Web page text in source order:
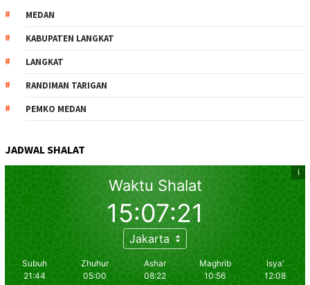
MEDAN
KABUPATEN LANGKAT
LANGKAT
RANDIMAN TARIGAN
PEMKO MEDAN
JADWAL SHALAT